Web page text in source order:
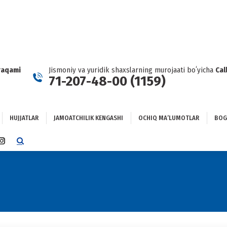
Jismoniy va yuridik shaxslarning murojaati boʻyicha
71-207-48-00 (1159)
HUJJATLAR JAMOATCHILIK KENGASHI OCHIQ MAʼLUMOTLAR
INSTAGRAM